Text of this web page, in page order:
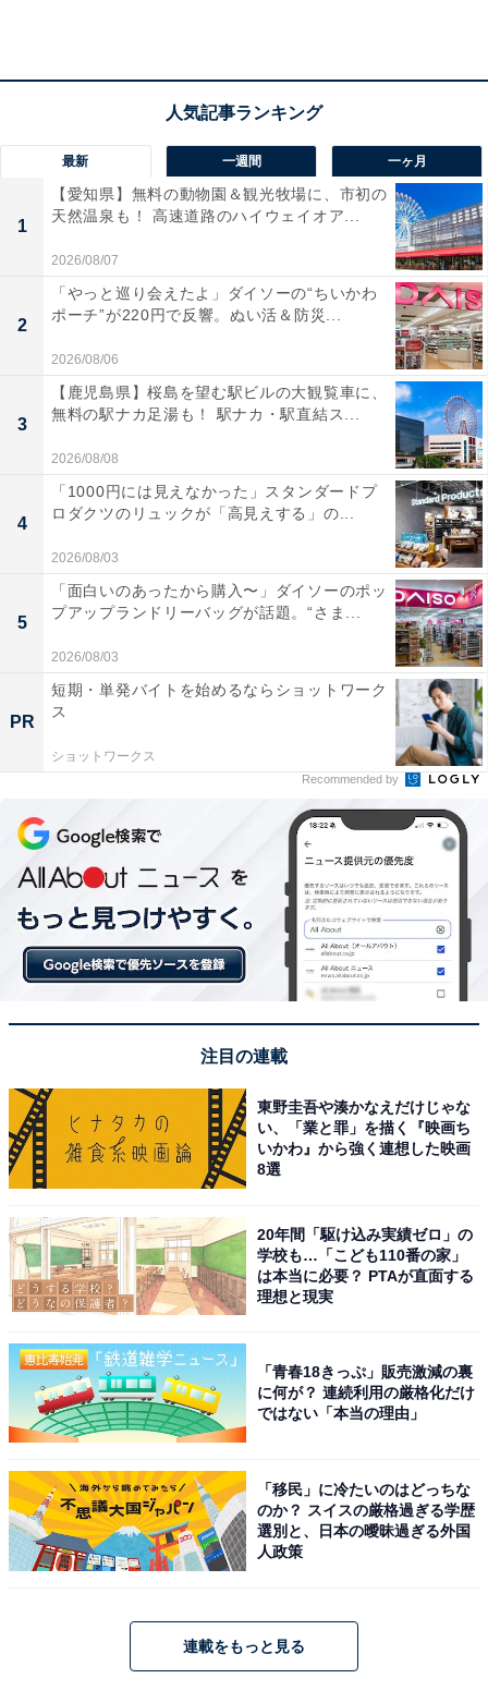
「ピカチュウ ハッピーパーティー」
今年も、新作のピカチュウフレーバーが登場！ なんと、
サーティワン史上初の乳酸菌入りフレーバーです。見た
目もかわいい2021年の新作、試さずにはいられませんよ
ね。筆者もさっそく実食しました。
ヨーグルト風味のアイスクリームと爽やかなりんごのソ
ルベの組み合わせは、優しい甘さでさっぱりとしたおい
しさ！ 殺菌した乳酸菌が入っているので、胃腸にも優し
いのです。時々顔を出すピカチュウの黄色のチョコレー
トに癒されながら、あっという間に完食しました。
商品名：ピカチュウ ハッピーパーティー
価格：シングル・レギュラーサイズ 参考価格 390円（税
込・店舗により価格が異なります）
販売期間：2021年7月20日（火）～ ※なくなり次第終了
2020年に好評だったトリプルソーダも登場！ コー
ラ、ソーダ、メロンソーダがさわやか
「トリプルソーダ ピカチュウといっしょ」
年も登場。コーラ、ソーダ、メロンソーダの3種を一度
に楽しめる、夏にぴったりのさわやかなソルベです。
最新 一週間 一ヶ月
1
【愛知県】無料の動物園＆観光牧場に、市初の
天然温泉も！ 高速道路のハイウェイオア...
2026/08/07
2
「やっと巡り会えたよ」ダイソーの“ちいかわ
ポーチ”が220円で反響。ぬい活＆防災...
2026/08/06
3
【鹿児島県】桜島を望む駅ビルの大観覧車に、
無料の駅ナカ足湯も！ 駅ナカ・駅直結ス...
2026/08/08
4
「1000円には見えなかった」スタンダードプ
ロダクツのリュックが「高見えする」の...
2026/08/03
5
「面白いのあったから購入〜」ダイソーのポッ
プアップランドリーバッグが話題。“さま...
2026/08/03
PR
短期・単発バイトを始めるならショットワーク
ス
ショットワークス
Recommended by
注目の連載
東野圭吾や湊かなえだけじゃな
い、「業と罪」を描く『映画ち
いかわ』から強く連想した映画
8選
20年間「駆け込み実績ゼロ」の
学校も…「こども110番の家」
は本当に必要？ PTAが直面する
理想と現実
「青春18きっぷ」販売激減の裏
に何が？ 連続利用の厳格化だけ
ではない「本当の理由」
「移民」に冷たいのはどっちな
のか？ スイスの厳格過ぎる学歴
選別と、日本の曖昧過ぎる外国
人政策
連載をもっと見る